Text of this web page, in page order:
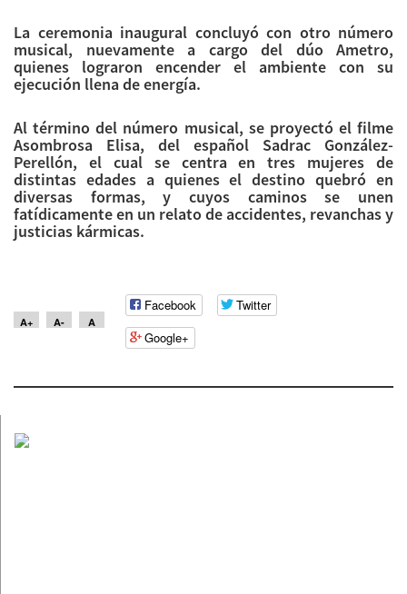
La ceremonia inaugural concluyó con otro número
musical, nuevamente a cargo del dúo Ametro,
quienes lograron encender el ambiente con su
ejecución llena de energía.
Al término del número musical, se proyectó el filme
Asombrosa Elisa, del español Sadrac González-
Perellón, el cual se centra en tres mujeres de
distintas edades a quienes el destino quebró en
diversas formas, y cuyos caminos se unen
fatídicamente en un relato de accidentes, revanchas y
justicias kármicas.
A+ A- A
Facebook
Twitter
Google+